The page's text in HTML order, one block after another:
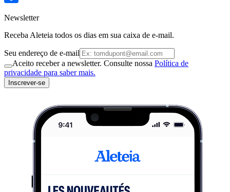
Newsletter
Receba Aleteia todos os dias em sua caixa de e-mail.
Seu endereço de e-mail
Aceito receber a newsletter. Consulte nossa Política de
privacidade para saber mais.
Inscrever-se